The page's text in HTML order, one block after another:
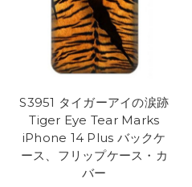
S3951 タイガーアイの涙跡
Tiger Eye Tear Marks
iPhone 14 Plus バックケ
ース、フリップケース・カ
バー